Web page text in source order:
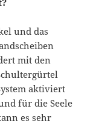
und das
mit den
aktiviert
für die Seele
es sehr